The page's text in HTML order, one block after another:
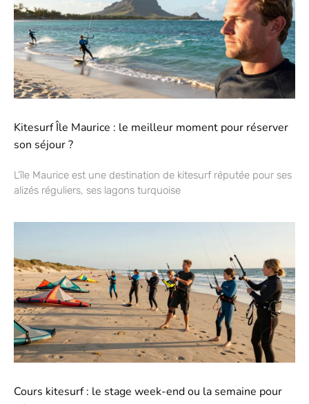
Kitesurf Île Maurice : le meilleur moment pour réserver
son séjour ?
L’île Maurice est une destination de kitesurf réputée pour ses
alizés réguliers, ses lagons turquoise
Cours kitesurf : le stage week-end ou la semaine pour